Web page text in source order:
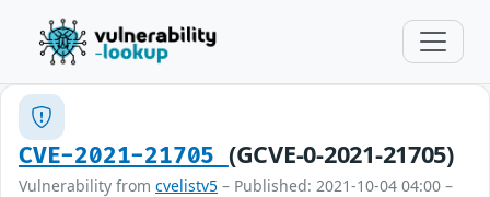
CVE-2021-21705 (GCVE-0-2021-21705)
Vulnerability from cvelistv5 – Published: 2021-10-04 04:00 –